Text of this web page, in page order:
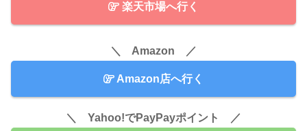
楽天市場へ行く
＼ Amazon ／
Amazon店へ行く
＼ Yahoo!でPayPayポイント ／